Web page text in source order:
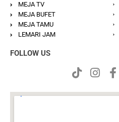
MEJA TV
MEJA BUFET
MEJA TAMU
LEMARI JAM
FOLLOW US